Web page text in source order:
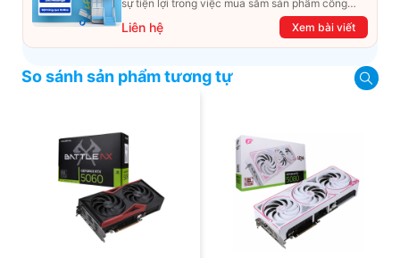
sự tiện lợi trong việc mua sắm sản phẩm công
nghệ từ xa. Trong bài viết này, T&T Center sẽ
hướng dẫn chi tiết cách mua hàng trực tuyến qua
các kênh online Website, Zalo, Messenger và
dễ dàng và nhanh chóng nhất. Cùng xem ngay
Liên hệ Xem bài viết
So sánh sản phẩm tương tự